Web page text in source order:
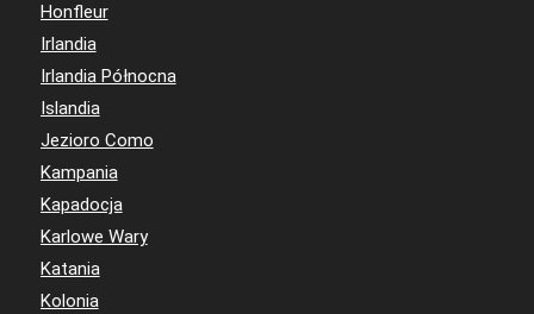
Honfleur
Irlandia
Irlandia Północna
Islandia
Jezioro Como
Kampania
Kapadocja
Karlowe Wary
Katania
Kolonia